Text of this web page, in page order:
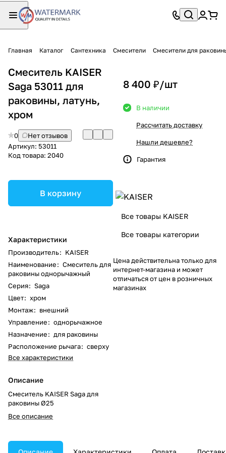
Главная Каталог Сантехника Смесители Смесители для
Смеситель KAISER
Saga 53011 для
раковины, латунь,
хром
0
Нет отзывов
Артикул: 53011
Код товара: 2040
В корзину
Характеристики
Производитель: KAISER
Наименование: Смеситель для
раковины однорычажный
Серия: Saga
Цвет: хром
Монтаж: внешний
Управление: однорычажное
Назначение: для раковины
Расположение рычага: сверху
Все характеристики
Описание
Смеситель KAISER Saga для
раковины Ø25
Все описание
8 400 ₽/шт
В наличии
Рассчитать доставку
Нашли дешевле?
Гарантия
Все товары KAISER
Все товары категории
Цена действительна только для
интернет-магазина и может
отличаться от цен в розничных
магазинах